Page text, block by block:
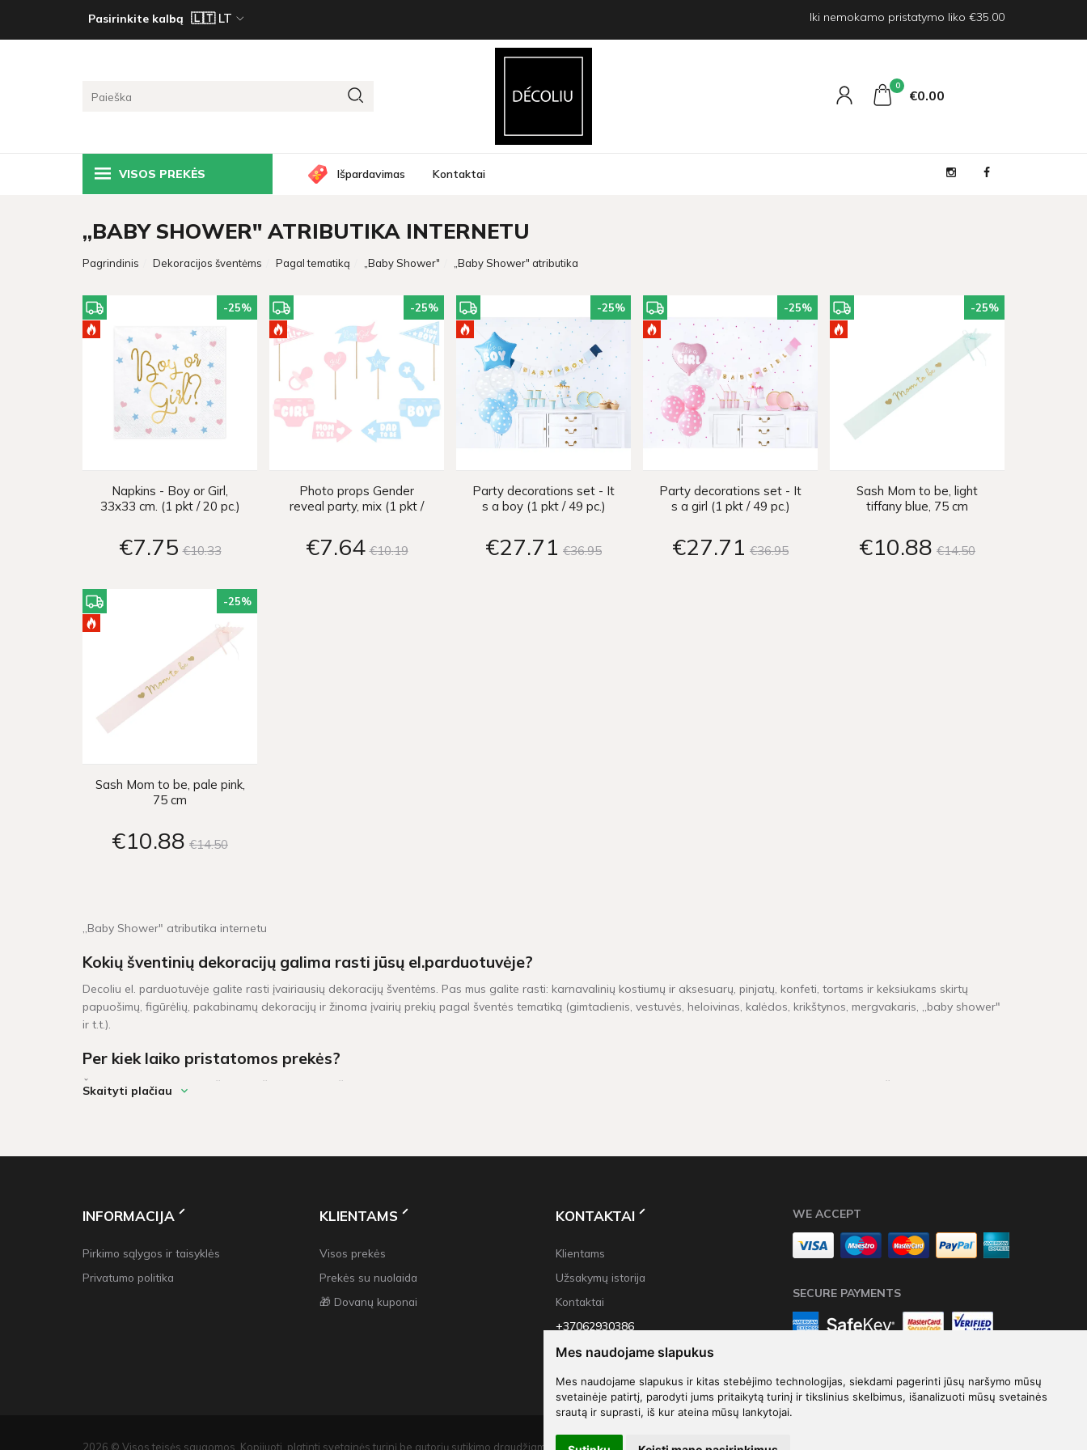
Mes naudojame slapukus
Mes naudojame slapukus ir kitas stebėjimo technologijas, siekdami pagerinti jūsų naršymo mūsų
svetainėje patirtį, parodyti jums pritaikytą turinį ir tikslinius skelbimus, išanalizuoti mūsų svetainės
srautą ir suprasti, iš kur ateina mūsų lankytojai.
Pasirinkite kalbą Iki nemokamo pristatymo liko €35.00
0
€0 00
VISOS PREKĖS Išpardavimas Kontaktai
„BABY SHOWER" ATRIBUTIKA INTERNETU
Pagrindinis Dekoracijos šventėms Pagal tematiką „Baby Shower" „Baby Shower" atributika
-25%
Napkins - Boy or Girl,
33x33 cm. (1 pkt / 20 pc.)
€7 75 €1033
-25%
Photo props Gender
reveal party, mix (1 pkt /
€7 64 €1019
-25%
Party decorations set - It
s a boy (1 pkt / 49 pc.)
€27 71 €3695
-25%
Party decorations set - It
s a girl (1 pkt / 49 pc.)
€27 71 €3695
-25%
Sash Mom to be, light
tiffany blue, 75 cm
€10 88 €1450
-25%
Sash Mom to be, pale pink,
75 cm
€10 88 €1450
„Baby Shower" atributika internetu
Kokių šventinių dekoracijų galima rasti jūsų el.parduotuvėje?
Decoliu el. parduotuvėje galite rasti įvairiausių dekoracijų šventėms. Pas mus galite rasti: karnavalinių kostiumų ir aksesuarų, pinjatų, konfeti, tortams ir keksiukams skirtų
papuošimų, figūrėlių, pakabinamų dekoracijų ir žinoma įvairių prekių pagal šventės tematiką (gimtadienis, vestuvės, heloivinas, kalėdos, krikštynos, mergvakaris, „baby shower"
ir t.t.).
Per kiek laiko pristatomos prekės?
Šventinės dekoracijos pažymėtos žaliu sandėlio ženkleliu yra pristatomos per 1-2 darbo dienas. Kitų dekoracijų, kurių vietoje neturime, pristatymas gali užtrukti tarp 4 - 16
Skaityti plačiau
INFORMACIJA
Pirkimo sąlygos ir taisyklės
Privatumo politika
KLIENTAMS
Visos prekės
Prekės su nuolaida
🎁 Dovanų kuponai
KONTAKTAI
Klientams
Užsakymų istorija
Kontaktai
+37062930386
info@decoliu.com
WE ACCEPT
SECURE PAYMENTS
2026 © Visos teisės saugomos. Kopijuoti, platinti svetainės turinį be autorių sutikimo draudžiama. Elektroninių parduotuvių nuoma